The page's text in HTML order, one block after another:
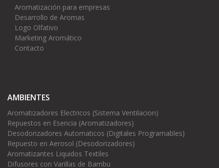
Aromatización para empresas
Desarrollo de Aromas
Logo Olfativo
Marketing Aromático
Contacto
AMBIENTES
Aromatizadores Electricos (Sistema Ventilacion)
Repuestos en Esencia (Aromatizadores)
Desodorizadores Automaticos (Digitales Programables)
Repuesto en Aerosol (Desodorizadores)
Aromatizantes Liquidos Textiles
Difusores con Varillas de Bambu